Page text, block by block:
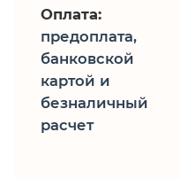
Оплата:
предоплата,
банковской
картой и
безналичный
расчет